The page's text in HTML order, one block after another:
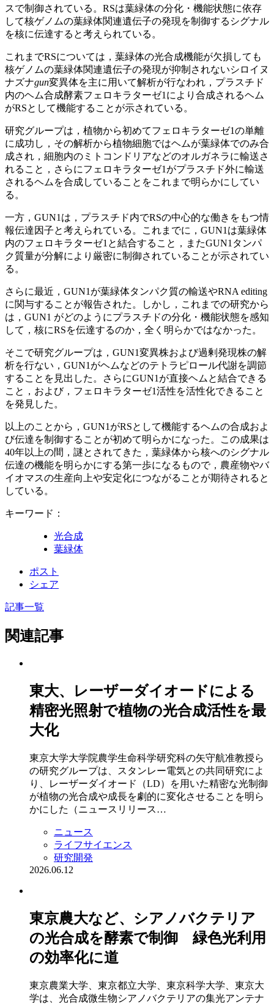
スで制御されている。RSは葉緑体の分化・機能状態に依存
して核ゲノムの葉緑体関連遺伝子の発現を制御するシグナル
を核に伝達すると考えられている。
これまでRSについては，葉緑体の光合成機能が欠損しても
核ゲノムの葉緑体関連遺伝子の発現が抑制されないシロイヌ
ナズナgun変異体を主に用いて解析が行なわれ，プラスチド
内のヘム合成酵素フェロキラターゼ1により合成されるヘム
がRSとして機能することが示されている。
研究グループは，植物から初めてフェロキラターゼ1の単離
に成功し，その解析から植物細胞ではヘムが葉緑体でのみ合
成され，細胞内のミトコンドリアなどのオルガネラに輸送さ
れること，さらにフェロキラターゼ1がプラスチド外に輸送
されるヘムを合成していることをこれまで明らかにしてい
る。
一方，GUN1は，プラスチド内でRSの中心的な働きをもつ情
報伝達因子と考えられている。これまでに，GUN1は葉緑体
内のフェロキラターゼ1と結合すること，またGUN1タンパ
ク質量が分解により厳密に制御されていることが示されてい
る。
さらに最近，GUN1が葉緑体タンパク質の輸送やRNA editing
に関与することが報告された。しかし，これまでの研究から
は，GUN1 がどのようにプラスチドの分化・機能状態を感知
して，核にRSを伝達するのか，全く明らかではなかった。
そこで研究グループは，GUN1変異株および過剰発現株の解
析を行ない，GUN1がヘムなどのテトラピロール代謝を調節
することを見出した。さらにGUN1が直接ヘムと結合できる
こと，および，フェロキラターゼ1活性を活性化できること
を発見した。
以上のことから，GUN1がRSとして機能するヘムの合成およ
び伝達を制御することが初めて明らかになった。この成果は
40年以上の間，謎とされてきた，葉緑体から核へのシグナル
伝達の機能を明らかにする第一歩になるもので，農産物やバ
イオマスの生産向上や安定化につながることが期待されると
している。
キーワード：
光合成
葉緑体
ポスト
シェア
記事一覧
関連記事
東大、レーザーダイオードによる
精密光照射で植物の光合成活性を最
大化
東京大学大学院農学生命科学研究科の矢守航准教授ら
の研究グループは、スタンレー電気との共同研究によ
り、レーザーダイオード（LD）を用いた精密な光制御
が植物の光合成や成長を劇的に変化させることを明ら
かにした（ニュースリリース…
ニュース
ライフサイエンス
研究開発
2026.06.12
東京農大など、シアノバクテリア
の光合成を酵素で制御 緑色光利用
の効率化に道
東京農業大学、東京都立大学、東京科学大学、東京大
学は、光合成微生物シアノバクテリアの集光アンテナ